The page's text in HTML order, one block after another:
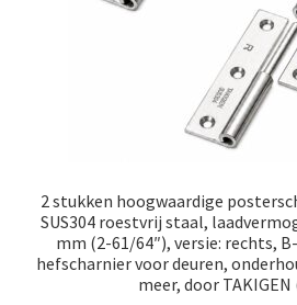
2 stukken hoogwaardige
SUS304 roestvrij staal,
mm (2-61/64″), versie: rechts,
hefscharnier voor deuren,
meer, door